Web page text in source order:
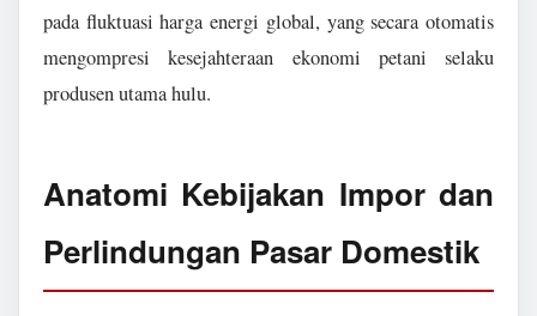
pada fluktuasi harga energi global, yang secara otomatis
mengompresi kesejahteraan ekonomi petani selaku
produsen utama hulu.
Anatomi Kebijakan Impor dan
Perlindungan Pasar Domestik